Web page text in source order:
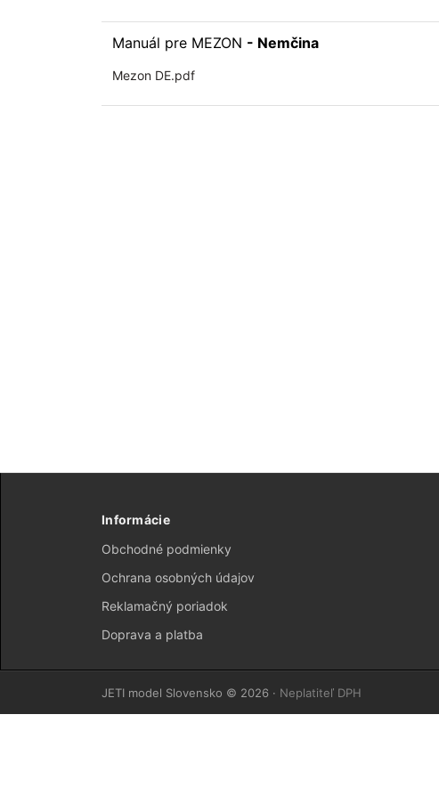
Manuál pre MEZON - Nemčina
Mezon DE.pdf
Informácie
Obchodné podmienky
Ochrana osobných údajov
Reklamačný poriadok
Doprava a platba
JETI model Slovensko © 2026 · Neplatiteľ DPH